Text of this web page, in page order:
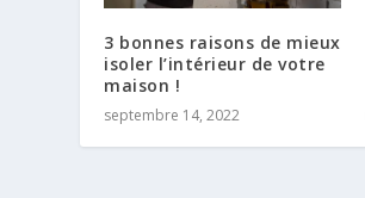
3 bonnes raisons de mieux
isoler l’intérieur de votre
maison !
septembre 14, 2022